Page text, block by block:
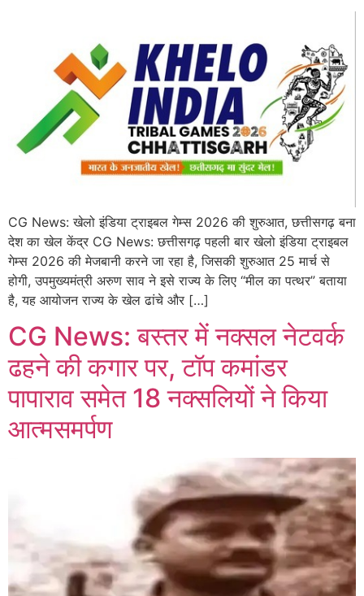
CG News: खेलो इंडिया ट्राइबल गेम्स 2026 की शुरुआत, छत्तीसगढ़ बना
देश का खेल केंद्र CG News: छत्तीसगढ़ पहली बार खेलो इंडिया ट्राइबल
गेम्स 2026 की मेजबानी करने जा रहा है, जिसकी शुरुआत 25 मार्च से
होगी, उपमुख्यमंत्री अरुण साव ने इसे राज्य के लिए “मील का पत्थर” बताया
है, यह आयोजन राज्य के खेल ढांचे और […]
CG News: बस्तर में नक्सल नेटवर्क
ढहने की कगार पर, टॉप कमांडर
पापाराव समेत 18 नक्सलियों ने किया
आत्मसमर्पण